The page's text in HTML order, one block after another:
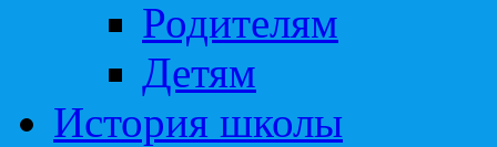
Родителям
Детям
История школы